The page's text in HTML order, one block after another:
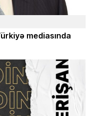
mediasında